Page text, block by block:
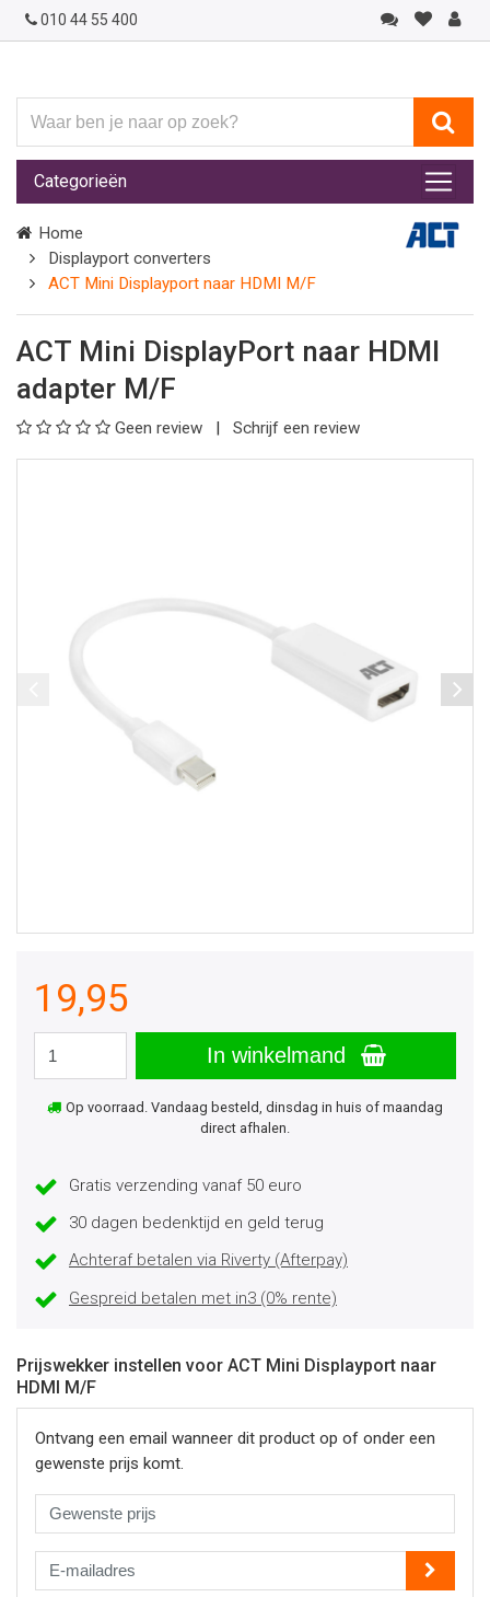
010 44 55 400
ben
je
naar
op
zoek?
Categorieën
Home
Displayport converters
ACT Mini Displayport naar HDMI M/F
ACT Mini DisplayPort naar HDMI
adapter M/F
Geen review Schrijf een review
19,95
In winkelmand
Op voorraad. Vandaag besteld, dinsdag in huis of maandag
direct afhalen.
Gratis verzending vanaf 50 euro
30 dagen bedenktijd en geld terug
Achteraf betalen via Riverty (Afterpay)
Gespreid betalen met in3 (0% rente)
Prijswekker instellen voor ACT Mini Displayport naar
HDMI M/F
Ontvang een email wanneer dit product op of onder een
gewenste prijs komt.